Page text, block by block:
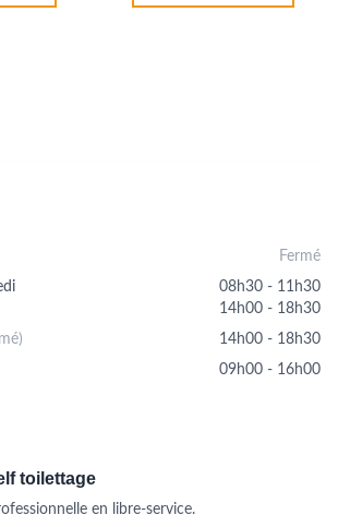
page
du
Fermé
08h30 - 11h30
14h00 - 18h30
14h00 - 18h30
09h00 - 16h00
toilettage
en libre-service.